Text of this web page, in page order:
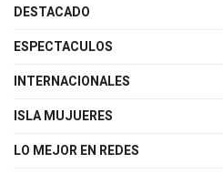
DESTACADO
ESPECTACULOS
INTERNACIONALES
ISLA MUJUERES
LO MEJOR EN REDES